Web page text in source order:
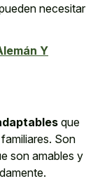
necesitar
Y
que
Son
son amables y